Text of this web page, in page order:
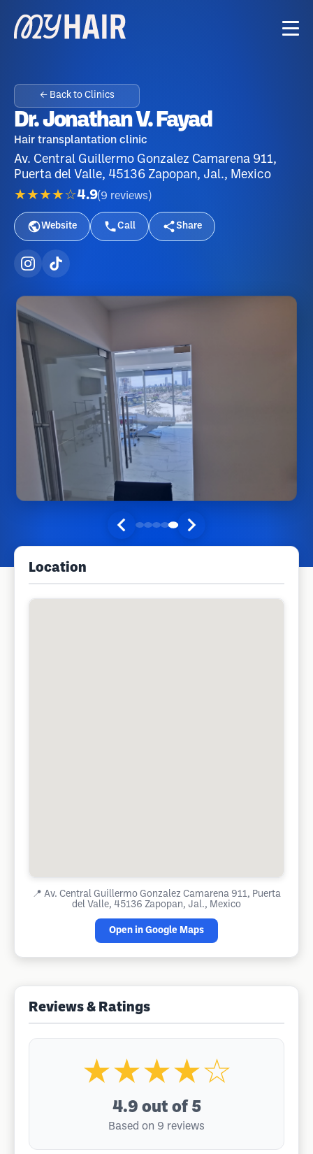
← Back to Clinics
Dr. Jonathan V. Fayad
Hair transplantation clinic
Av. Central Guillermo Gonzalez Camarena 911,
Puerta del Valle, 45136 Zapopan, Jal., Mexico
★★★★☆4.9(9 reviews )
Website Call Share
Location
📍 Av. Central Guillermo Gonzalez Camarena 911, Puerta
del Valle, 45136 Zapopan, Jal., Mexico
Open in Google Maps
Reviews & Ratings
★★★★☆
4.9 out of 5
Based on 9 reviews